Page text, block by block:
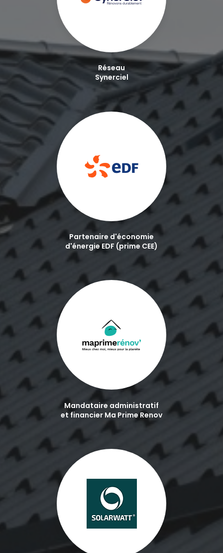
Réseau
Synerciel
Partenaire d'économie
d'énergie EDF (prime CEE)
Mandataire administratif
et financier Ma Prime Renov